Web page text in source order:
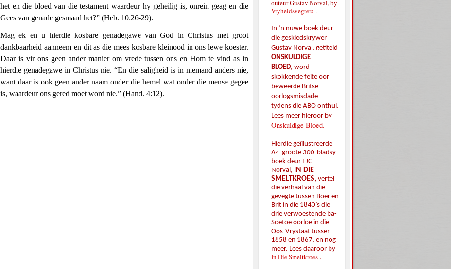
het en die bloed van die testament waardeur hy geheilig is, onrein geag en die
Gees van genade gesmaad het?” (Heb. 10:26-29).
Mag ek en u hierdie kosbare genadegawe van God in Christus met groot
dankbaarheid aanneem en dit as die mees kosbare kleinood in ons lewe koester.
Daar is vir ons geen ander manier om vrede tussen ons en Hom te vind as in
hierdie genadegawe in Christus nie. “En die saligheid is in niemand anders nie,
want daar is ook geen ander naam onder die hemel wat onder die mense gegee
is, waardeur ons gered moet word nie.” (Hand. 4:12).
outeur Gustav Norval, by
Vryheidsvegters .
In ‘n nuwe boek deur
die geskiedskrywer
Gustav Norval, getiteld
ONSKULDIGE
BLOED, word
skokkende feite oor
beweerde Britse
oorlogsmisdade
tydens die ABO onthul.
Lees meer hieroor by
Onskuldige Bloed.
Hierdie geïllustreerde
A4-groote 300-bladsy
boek deur EJG
Norval,
IN DIE
SMELTKROES, vertel
die verhaal van die
gevegte tussen Boer en
Brit in die 1840’s die
drie verwoestende ba-
Soetoe oorloë in die
Oos-Vrystaat tussen
1858 en 1867, en nog
meer. Lees daaroor by
In Die Smeltkroes .